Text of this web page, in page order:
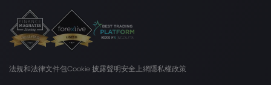
法規和法律文件包Cookie 披露聲明安全上網隱私權政策